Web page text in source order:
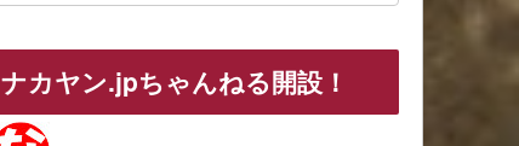
ナカヤン.jpちゃんねる開設！